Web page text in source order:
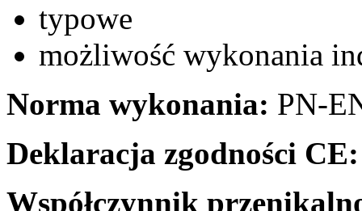
typowe
możliwość wykonania
Norma wykonania: PN-
Deklaracja zgodności CE:
Współczynnik